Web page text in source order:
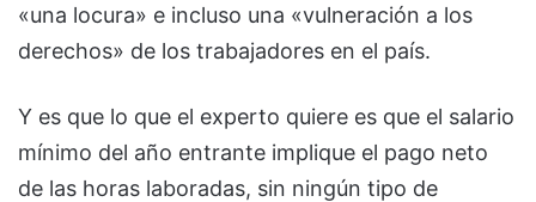
«una locura» e incluso una «vulneración a los
derechos» de los trabajadores en el país.
Y es que lo que el experto quiere es que el salario
mínimo del año entrante implique el pago neto
de las horas laboradas, sin ningún tipo de